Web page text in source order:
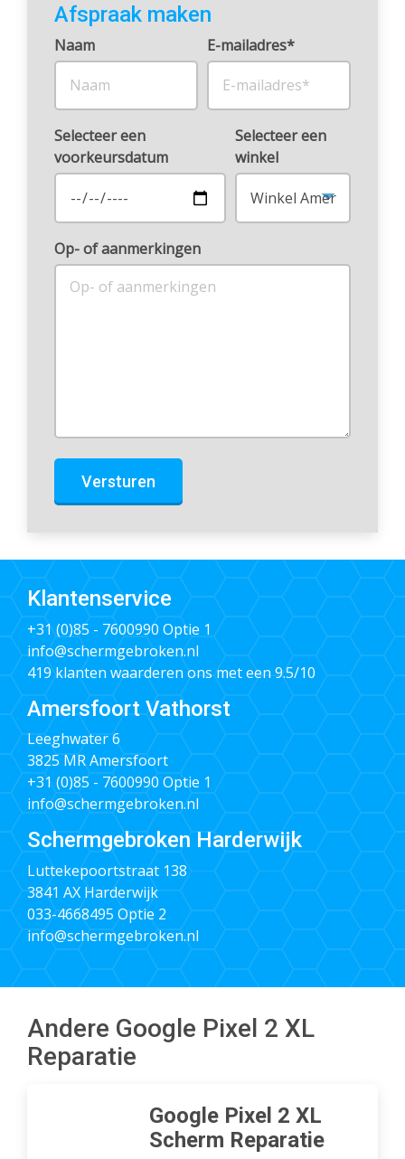
Afspraak maken
Naam E-mailadres*
Selecteer een
voorkeursdatum
Selecteer een
winkel
Op- of aanmerkingen
Versturen
Klantenservice
+31 (0)85 - 7600990 Optie 1
info@schermgebroken.nl
419 klanten waarderen ons met een 9.5/10
Amersfoort Vathorst
Leeghwater 6
3825 MR Amersfoort
+31 (0)85 - 7600990 Optie 1
info@schermgebroken.nl
Schermgebroken Harderwijk
Luttekepoortstraat 138
3841 AX Harderwijk
033-4668495 Optie 2
info@schermgebroken.nl
Andere Google Pixel 2 XL
Reparatie
Google Pixel 2 XL
Scherm Reparatie